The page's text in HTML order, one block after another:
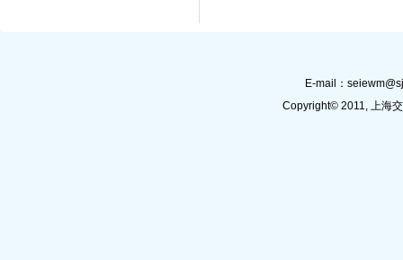
E-mail：
Copyright© 2011, 上海